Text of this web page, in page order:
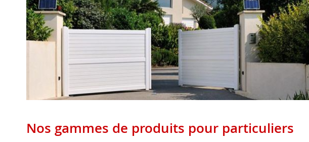
Nos gammes de produits pour particuliers